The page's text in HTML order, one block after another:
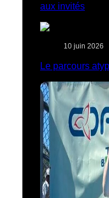
aux invités
10 juin 2026
Le parcours